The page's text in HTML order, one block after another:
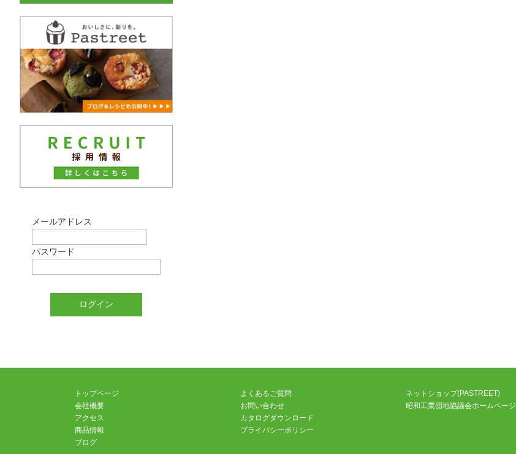
メールアドレス
パスワード
トップページ
会社概要
アクセス
商品情報
ブログ
よくあるご質問
お問い合わせ
カタログダウンロード
プライバシーポリシー
ネットショップ(PASTREET)
昭和工業団地協議会ホームページ